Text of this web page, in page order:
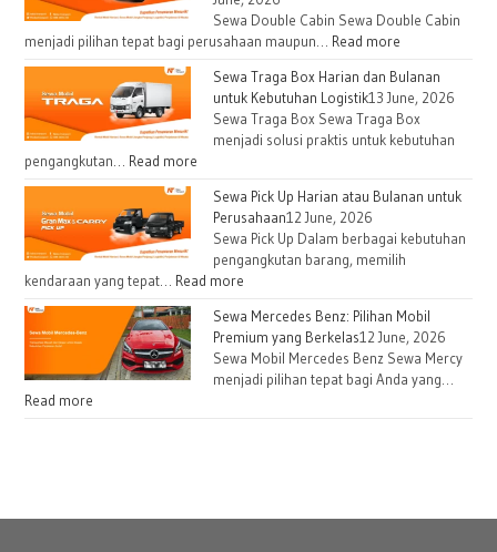
Sewa Double Cabin Sewa Double Cabin
menjadi pilihan tepat bagi perusahaan maupun… Read more
Double
Cabin
untuk
dan
Lapangan
Sewa Traga Box Harian dan Bulanan
untuk Kebutuhan Logistik13 June, 2026
Sewa Traga Box Sewa Traga Box
menjadi solusi praktis untuk kebutuhan
pengangkutan… Read more
Traga
Box
Harian
dan
untuk
Kebutuhan
Logistik
Sewa Pick Up Harian atau Bulanan untuk
Perusahaan12 June, 2026
Sewa Pick Up Dalam berbagai kebutuhan
pengangkutan barang, memilih
kendaraan yang tepat… Read more
Pick
Up
Harian
Sewa Mercedes Benz: Pilihan Mobil
Premium yang Berkelas12 June, 2026
Sewa Mobil Mercedes Benz Sewa Mercy
menjadi pilihan tepat bagi Anda yang…
Read more
Mobil